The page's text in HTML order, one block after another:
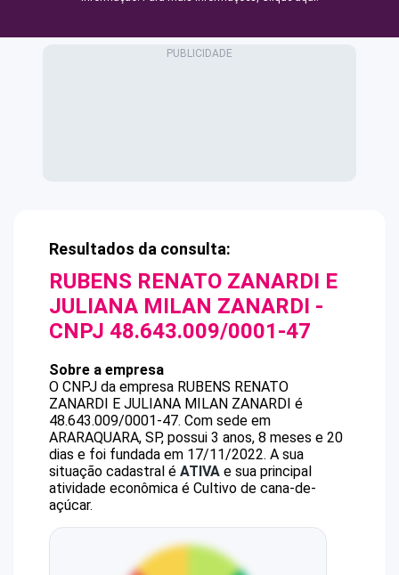
Resultados da consulta:
RUBENS RENATO ZANARDI E
JULIANA MILAN ZANARDI -
CNPJ 48.643.009/0001-47
Sobre a empresa
O CNPJ da empresa RUBENS RENATO
ZANARDI E JULIANA MILAN ZANARDI é
48.643.009/0001-47. Com sede em
ARARAQUARA, SP, possui 3 anos, 8 meses e 20
dias e foi fundada em 17/11/2022. A sua
situação cadastral é ATIVA e sua principal
atividade econômica é Cultivo de cana-de-
açúcar.